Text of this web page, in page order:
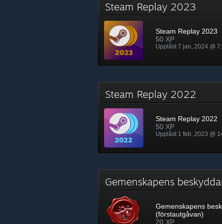
Steam Replay 2023
Steam Replay 2023
50 XP
Upplåst 7 jan, 2024 @
Steam Replay 2022
Steam Replay 2022
50 XP
Upplåst 1 feb, 2023 @
Gemenskapens
Gemenskapens
(förstautgåvan)
20 XP